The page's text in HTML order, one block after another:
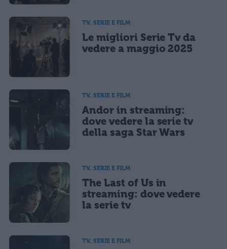
TV, SERIE E FILM
Le migliori Serie Tv da
vedere a maggio 2025
TV, SERIE E FILM
Andor in streaming:
dove vedere la serie tv
della saga Star Wars
TV, SERIE E FILM
The Last of Us in
streaming: dove vedere
la serie tv
TV, SERIE E FILM